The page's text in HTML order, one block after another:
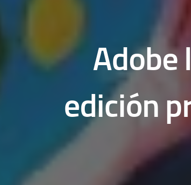
Adobe
edición